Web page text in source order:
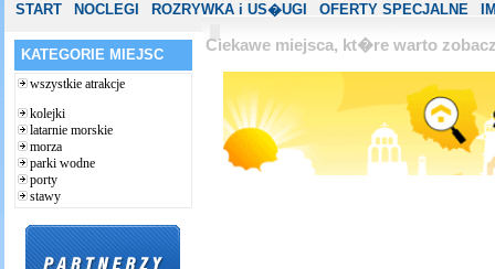
START NOCLEGI ROZRYWKA i US�UGI OFERTY SPECJALNE
KATEGORIE MIEJSC
wszystkie atrakcje
kolejki
latarnie morskie
morza
parki wodne
porty
stawy
Ciekawe miejsca, kt�re warto